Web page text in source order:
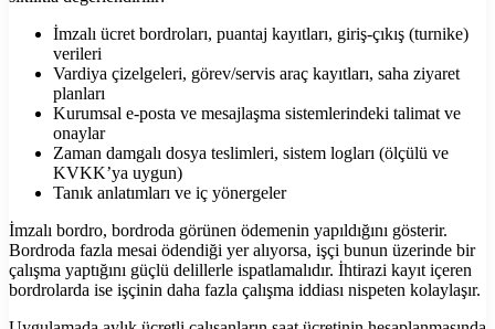
İmzalı ücret bordroları, puantaj kayıtları, giriş-çıkış (turnike)
verileri
Vardiya çizelgeleri, görev/servis araç kayıtları, saha ziyaret
planları
Kurumsal e-posta ve mesajlaşma sistemlerindeki talimat ve
onaylar
Zaman damgalı dosya teslimleri, sistem logları (ölçülü ve
KVKK’ya uygun)
Tanık anlatımları ve iç yönergeler
İmzalı bordro, bordroda görünen ödemenin yapıldığını gösterir.
Bordroda fazla mesai ödendiği yer alıyorsa, işçi bunun üzerinde bir
çalışma yaptığını güçlü delillerle ispatlamalıdır. İhtirazi kayıt içeren
bordrolarda ise işçinin daha fazla çalışma iddiası nispeten kolaylaşır.